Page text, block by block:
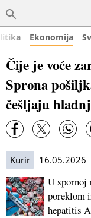
Ekonomija
Čije je voće
Sprona
češljaju
Kurir 16.05.2026
U spornoj
poreklom
hepatitis